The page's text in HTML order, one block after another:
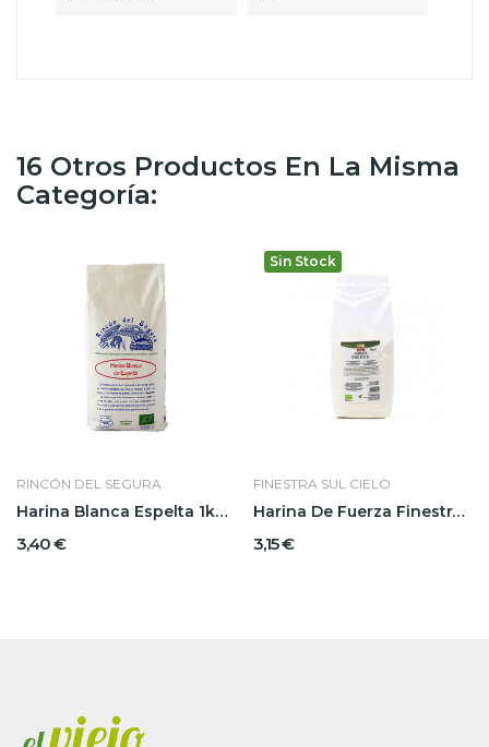
16 Otros Productos En La Misma
Categoría:
RINCÓN DEL SEGURA
Harina Blanca Espelta 1kg Rincón Del Segura
3,40 €
Sin Stock
FINESTRA SUL CIELO
Harina De Fuerza Finestra BIO
3,15 €